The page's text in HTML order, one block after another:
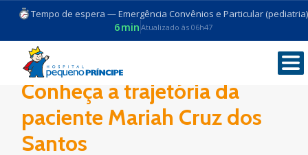
Tempo de espera — Emergência Convênios e Particular
6min Atualizado às 06h47
Conheça a trajetória da
paciente Mariah Cruz dos
Santos